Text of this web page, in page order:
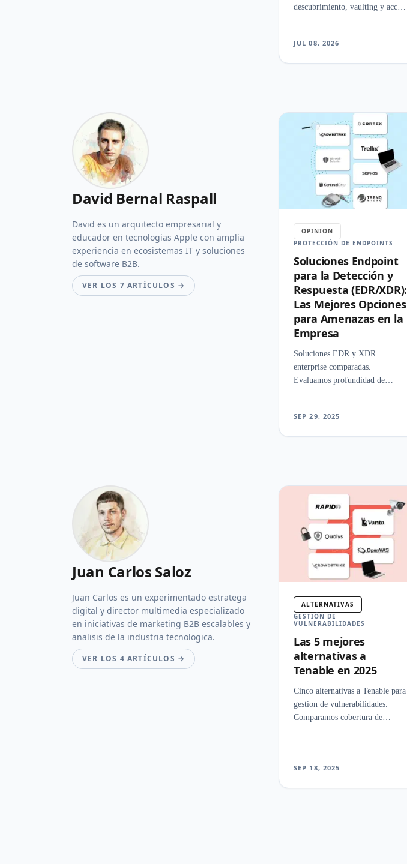
descubrimiento, vaulting y acceso
JUL 08, 2026
David Bernal Raspall
David es un arquitecto empresarial y
educador en tecnologias Apple con amplia
experiencia en ecosistemas IT y soluciones
de software B2B.
VER LOS 7 ARTÍCULOS →
OPINION
PROTECCIÓN DE ENDPOINTS
Soluciones Endpoint
para la Detección y
Respuesta (EDR/XDR):
Las Mejores Opciones
para Amenazas en la
Empresa
Soluciones EDR y XDR
enterprise comparadas.
Evaluamos profundidad de
automatizada e integracion con
SEP 29, 2025
Juan Carlos Saloz
Juan Carlos es un experimentado estratega
digital y director multimedia especializado
en iniciativas de marketing B2B escalables y
analisis de la industria tecnologica.
VER LOS 4 ARTÍCULOS →
ALTERNATIVAS
GESTIÓN DE
VULNERABILIDADES
Las 5 mejores
alternativas a
Tenable en 2025
Cinco alternativas a Tenable para
gestion de vulnerabilidades.
Comparamos cobertura de
seguridad.
SEP 18, 2025